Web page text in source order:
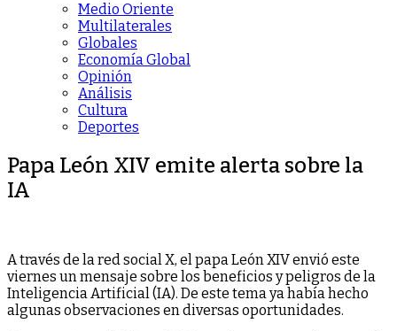
Medio Oriente
Multilaterales
Globales
Economía Global
Opinión
Análisis
Cultura
Deportes
Papa León XIV emite alerta sobre la
IA
A través de la red social X, el papa León XIV envió este
viernes un mensaje sobre los beneficios y peligros de la
Inteligencia Artificial (IA). De este tema ya había hecho
algunas observaciones en diversas oportunidades.